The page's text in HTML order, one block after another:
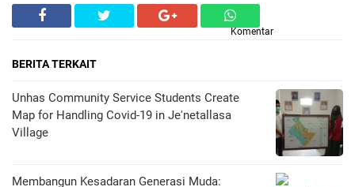
Komentar
BERITA TERKAIT
Unhas Community Service Students Create
Map for Handling Covid-19 in Je'netallasa
Village
Membangun Kesadaran Generasi Muda: